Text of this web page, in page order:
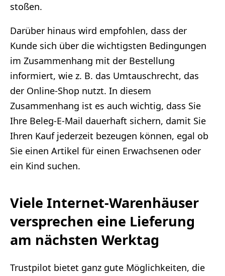
stoßen.
Darüber hinaus wird empfohlen, dass der
Kunde sich über die wichtigsten Bedingungen
im Zusammenhang mit der Bestellung
informiert, wie z. B. das Umtauschrecht, das
der Online-Shop nutzt. In diesem
Zusammenhang ist es auch wichtig, dass Sie
Ihre Beleg-E-Mail dauerhaft sichern, damit Sie
Ihren Kauf jederzeit bezeugen können, egal ob
Sie einen Artikel für einen Erwachsenen oder
ein Kind suchen.
Viele Internet-Warenhäuser
versprechen eine Lieferung
am nächsten Werktag
Trustpilot bietet ganz gute Möglichkeiten, die